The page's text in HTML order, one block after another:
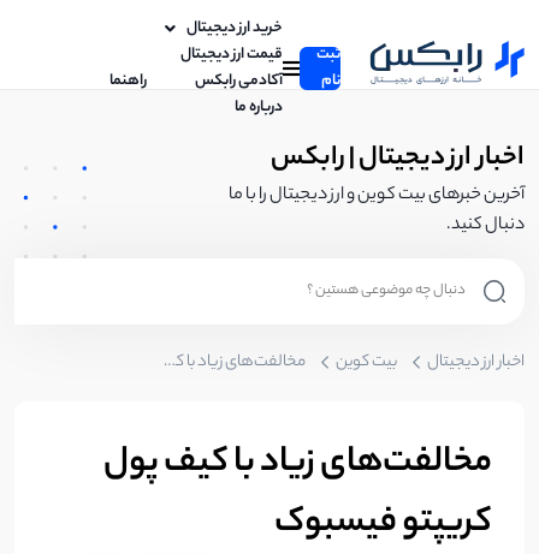
ثبت
نام
خرید ارز دیجیتال
قیمت ارز دیجیتال
آکادمی رابکس
راهنما
درباره ما
اخبار ارز دیجیتال | رابکس
آخرین خبرهای بیت کوین و ارز دیجیتال را با ما
دنبال کنید.
اخبار ارز دیجیتال بیت کوین مخالفت‌های زیاد با کیف پول کریپتو فیسبوک
مخالفت‌های زیاد با کیف پول
کریپتو فیسبوک